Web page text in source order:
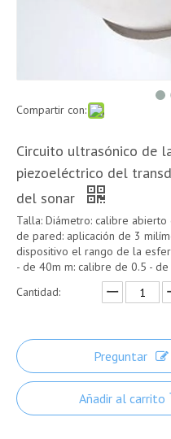
Compartir con:
Circuito ultrasónico de
piezoeléctrico del
del sonar
Talla: Diámetro: calibre
de pared: aplicación de 3
dispositivo el rango de la
- de 40m m: calibre de 0.5 - de
Cantidad:
Preguntar
Añadir al carrito